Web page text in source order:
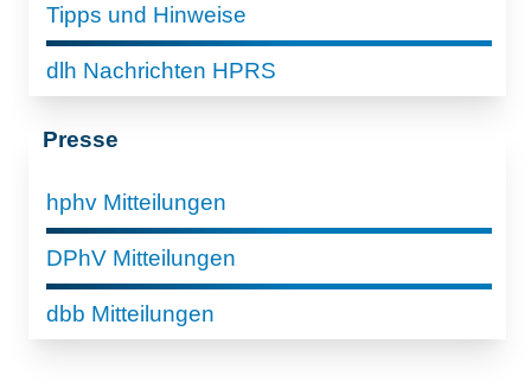
Tipps und Hinweise
dlh Nachrichten HPRS
Presse
hphv Mitteilungen
DPhV Mitteilungen
dbb Mitteilungen